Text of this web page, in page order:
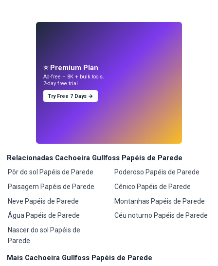
⭐ Premium Plan
Ad-free + 8K + bulk tools.
7-day free trial.
Try Free 7 Days →
Relacionadas Cachoeira Gullfoss Papéis de Parede
Pôr do sol Papéis de Parede
Paisagem Papéis de Parede
Neve Papéis de Parede
Água Papéis de Parede
Nascer do sol Papéis de
Parede
Poderoso Papéis de Parede
Cênico Papéis de Parede
Montanhas Papéis de Parede
Céu noturno Papéis de Parede
Mais Cachoeira Gullfoss Papéis de Parede